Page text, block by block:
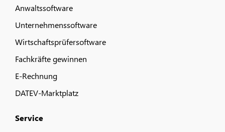
Anwaltssoftware
Unternehmenssoftware
Wirtschaftsprüfersoftware
Fachkräfte gewinnen
E-Rechnung
DATEV-Marktplatz
Service